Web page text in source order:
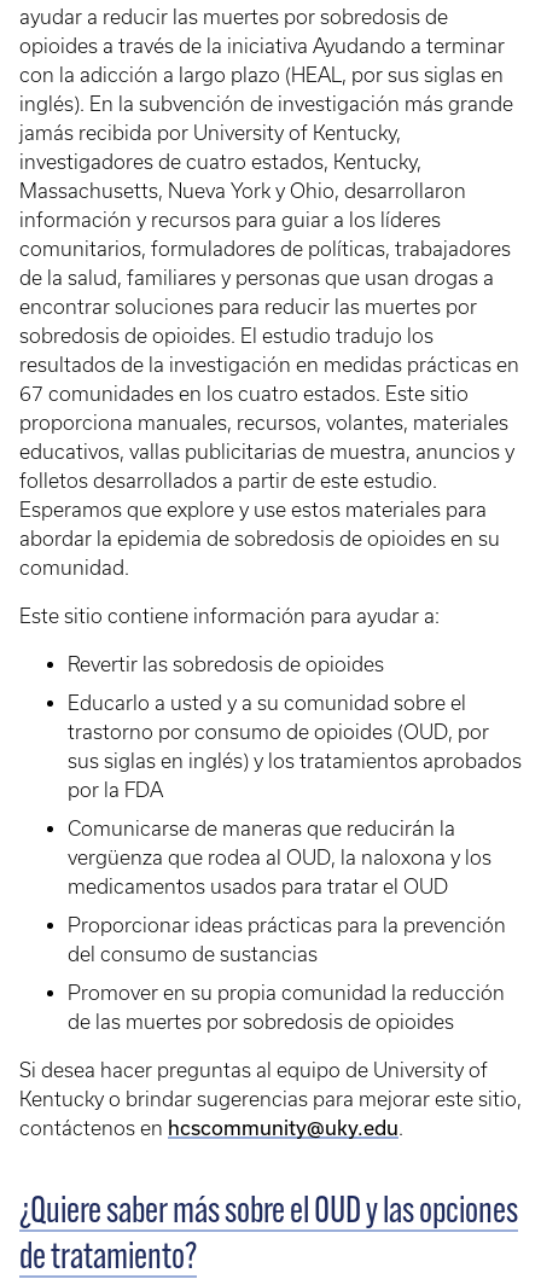
ayudar a reducir las muertes por sobredosis de
opioides a través de la iniciativa Ayudando a terminar
con la adicción a largo plazo (HEAL, por sus siglas en
inglés). En la subvención de investigación más grande
jamás recibida por University of Kentucky,
investigadores de cuatro estados, Kentucky,
Massachusetts, Nueva York y Ohio, desarrollaron
información y recursos para guiar a los líderes
comunitarios, formuladores de políticas, trabajadores
de la salud, familiares y personas que usan drogas a
encontrar soluciones para reducir las muertes por
sobredosis de opioides. El estudio tradujo los
resultados de la investigación en medidas prácticas en
67 comunidades en los cuatro estados. Este sitio
proporciona manuales, recursos, volantes, materiales
educativos, vallas publicitarias de muestra, anuncios y
folletos desarrollados a partir de este estudio.
Esperamos que explore y use estos materiales para
abordar la epidemia de sobredosis de opioides en su
comunidad.
Este sitio contiene información para ayudar a:
Revertir las sobredosis de opioides
Educarlo a usted y a su comunidad sobre el
trastorno por consumo de opioides (OUD, por
sus siglas en inglés) y los tratamientos aprobados
por la FDA
Comunicarse de maneras que reducirán la
vergüenza que rodea al OUD, la naloxona y los
medicamentos usados para tratar el OUD
Proporcionar ideas prácticas para la prevención
del consumo de sustancias
Promover en su propia comunidad la reducción
de las muertes por sobredosis de opioides
Si desea hacer preguntas al equipo de University of
Kentucky o brindar sugerencias para mejorar este sitio,
contáctenos en hcscommunity@uky.edu.
¿Quiere saber más sobre el OUD y las opciones
de tratamiento?